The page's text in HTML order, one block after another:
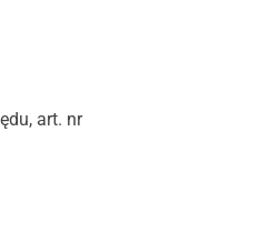
art. nr